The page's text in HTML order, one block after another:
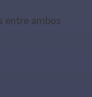
entre ambos